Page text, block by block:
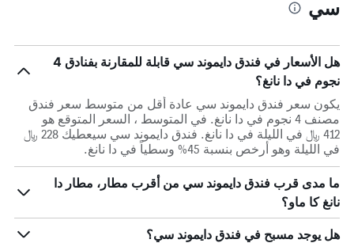
سي
هل الأسعار في فندق دايموند سي قابلة للمقارنة بفنادق 4
نجوم في دا نانغ؟
يكون سعر فندق دايموند سي عادة أقل من متوسط ​​سعر فندق
مصنف 4 نجوم في دا نانغ. في المتوسط ، السعر المتوقع هو
412 ﷼ في الليلة في دا نانغ. فندق دايموند سي سيعطيك 228 ﷼
في الليلة وهو أرخص بنسبة 45% وسطياً في دا نانغ.
ما مدى قرب فندق دايموند سي من أقرب مطار، مطار دا
نانغ كا ماو؟
هل يوجد مسبح في فندق دايموند سي؟